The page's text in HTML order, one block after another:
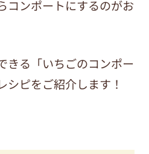
コンポートにするのがお
きる「いちごのコンポー
シピをご紹介します！